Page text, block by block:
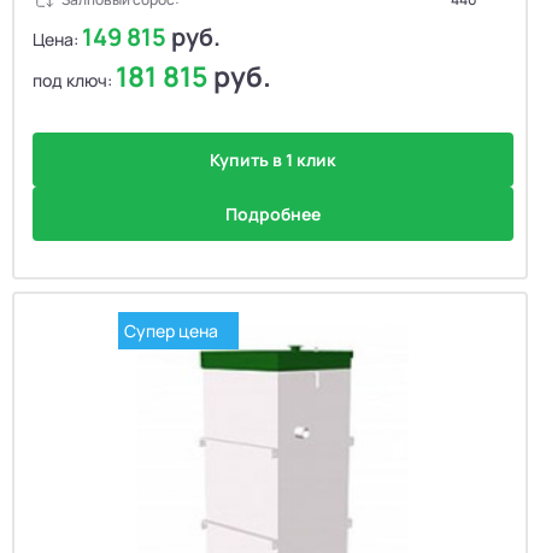
Цена: 149 815 руб.
под ключ: 181 815руб.
Купить в 1 клик
Подробнее
Супер цена